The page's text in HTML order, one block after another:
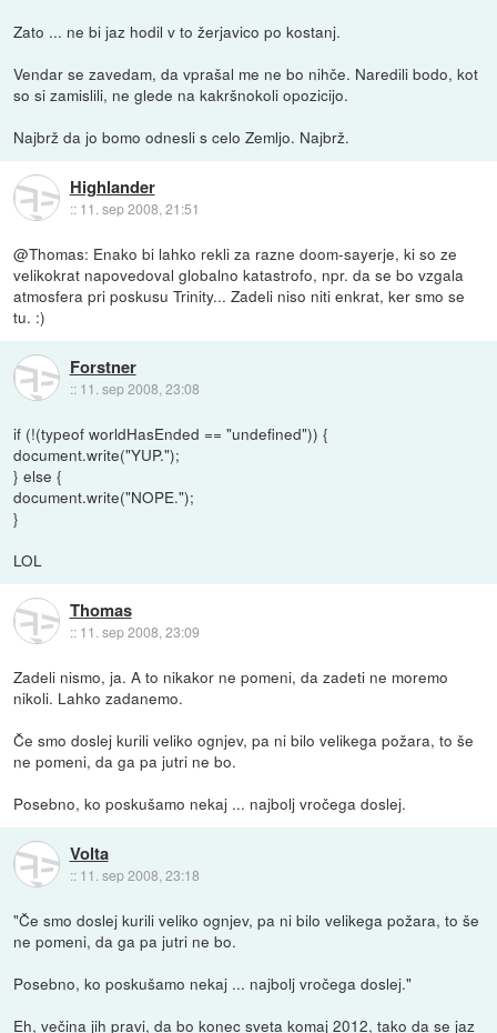
Zato ... ne bi jaz hodil v to žerjavico po kostanj.
Vendar se zavedam, da vprašal me ne bo nihče. Naredili bodo, kot
so si zamislili, ne glede na kakršnokoli opozicijo.
Najbrž da jo bomo odnesli s celo Zemljo. Najbrž.
Highlander
:: 11. sep 2008, 21:51
@Thomas: Enako bi lahko rekli za razne doom-sayerje, ki so ze
velikokrat napovedoval globalno katastrofo, npr. da se bo vzgala
atmosfera pri poskusu Trinity... Zadeli niso niti enkrat, ker smo se
tu. :)
Forstner
:: 11. sep 2008, 23:08
if (!(typeof worldHasEnded == "undefined")) {
document.write("YUP.");
} else {
document.write("NOPE.");
}
LOL
Thomas
:: 11. sep 2008, 23:09
Zadeli nismo, ja. A to nikakor ne pomeni, da zadeti ne moremo
nikoli. Lahko zadanemo.
Če smo doslej kurili veliko ognjev, pa ni bilo velikega požara, to še
ne pomeni, da ga pa jutri ne bo.
Posebno, ko poskušamo nekaj ... najbolj vročega doslej.
Volta
:: 11. sep 2008, 23:18
"Če smo doslej kurili veliko ognjev, pa ni bilo velikega požara, to še
ne pomeni, da ga pa jutri ne bo.
Posebno, ko poskušamo nekaj ... najbolj vročega doslej."
Eh, večina jih pravi, da bo konec sveta komaj 2012, tako da se jaz